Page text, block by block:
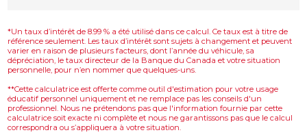
*Un taux d’intérêt de 8.99 % a été utilisé dans ce calcul. Ce taux est à titre de
référence seulement. Les taux d’intérêt sont sujets à changement et peuvent
varier en raison de plusieurs facteurs, dont l’année du véhicule, sa
dépréciation, le taux directeur de la Banque du Canada et votre situation
personnelle, pour n’en nommer que quelques-uns.
**Cette calculatrice est offerte comme outil d'estimation pour votre usage
éducatif personnel uniquement et ne remplace pas les conseils d'un
professionnel. Nous ne prétendons pas que l'information fournie par cette
calculatrice soit exacte ni complète et nous ne garantissons pas que le calcul
correspondra ou s’appliquera à votre situation.